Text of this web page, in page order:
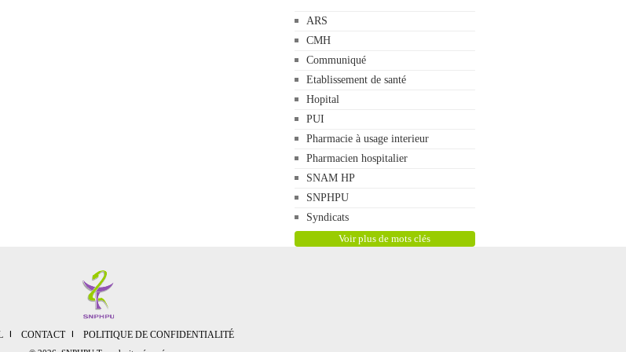
ARS
CMH
Communiqué
Etablissement de santé
Hopital
PUI
Pharmacie à usage interieur
Pharmacien hospitalier
SNAM HP
SNPHPU
Syndicats
Voir plus de mots clés
CONTACT POLITIQUE DE CONFIDENTIALITÉ